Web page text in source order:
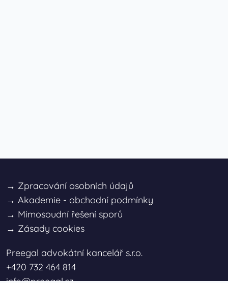
Preegal advokátní kancelář s.r.o.
+420 732 464 814
→ Zpracování osobních údajů
→ Akademie - obchodní podmínky
→ Mimosoudní řešení sporů
→ Zásady cookies